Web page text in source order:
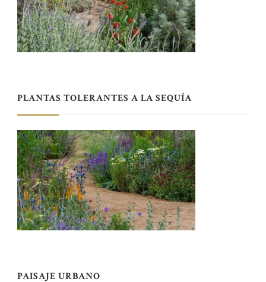
PLANTAS TOLERANTES A LA SEQUÍA
PAISAJE URBANO